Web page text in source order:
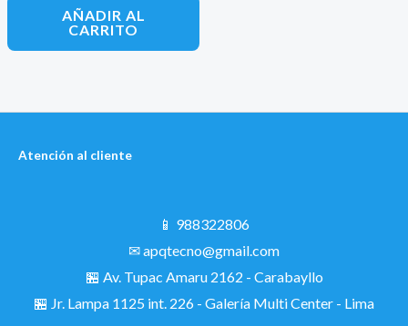
original
era:
S/ 90.00.
actual
es:
S/ 29.89.
AÑADIR AL
CARRITO
Atención al cliente
📱 988322806
✉ apqtecno@gmail.com
🏪 Av. Tupac Amaru 2162 - Carabayllo
🏪 Jr. Lampa 1125 int. 226 - Galería Multi Center - Lima